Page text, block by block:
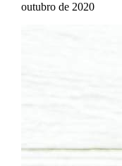
outubro de 2020